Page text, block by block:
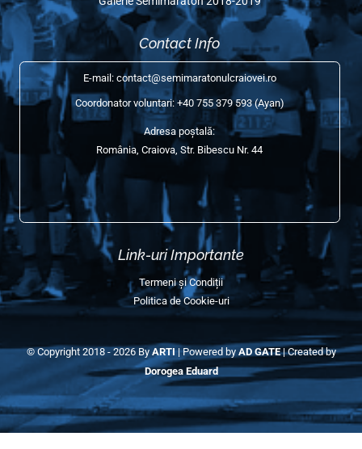
Edițiile Anterioare (Galerie)
Galerie Semimaraton 2025
Galerie Semimaraton 2024
Galerie Semimaraton 2023
Galerie Semimaraton 2022
Galerie Semimaraton 2018-2019
Contact Info
E-mail:contact@semimaratonulcraiovei.ro
Coordonator voluntari:+40 755 379 593(Ayan)
Adresa poștală:
România, Craiova, Str. Bibescu Nr. 44